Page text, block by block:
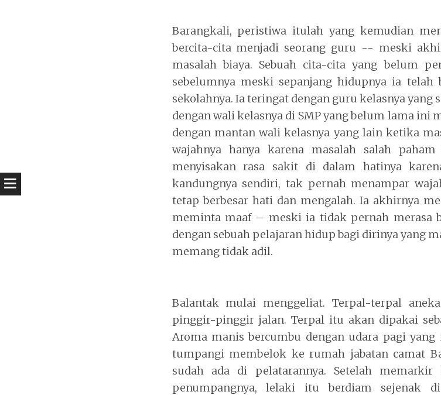
Barangkali, peristiwa itulah yang kemudian
bercita-cita menjadi seorang guru -- meski
masalah biaya. Sebuah cita-cita yang belum
sebelumnya meski sepanjang hidupnya ia
sekolahnya. Ia teringat dengan guru kelasnya yang
dengan wali kelasnya di SMP yang belum lama ini
dengan mantan wali kelasnya yang lain ketika
wajahnya hanya karena masalah salah
menyisakan rasa sakit di dalam hatinya
kandungnya sendiri, tak pernah menampar
tetap berbesar hati dan mengalah. Ia akhirnya
meminta maaf – meski ia tidak pernah merasa
dengan sebuah pelajaran hidup bagi dirinya yang
memang tidak adil.
Balantak mulai menggeliat. Terpal-terpal
pinggir-pinggir jalan. Terpal itu akan dipakai
Aroma manis bercumbu dengan udara pagi
tumpangi membelok ke rumah jabatan camat
sudah ada di pelatarannya. Setelah
penumpangnya, lelaki itu berdiam sejenak